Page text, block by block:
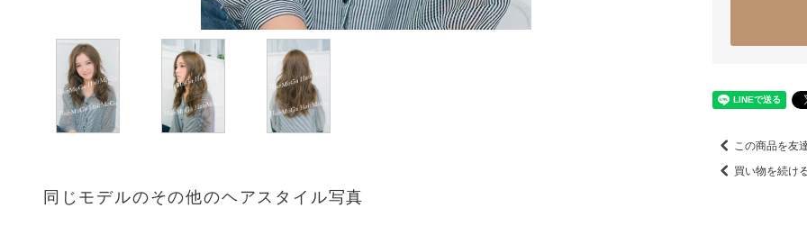
同じモデルのその他のヘアスタイル写真
この商品を友
買い物を続け